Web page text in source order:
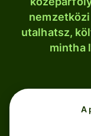
utalhatsz,
mintha
A